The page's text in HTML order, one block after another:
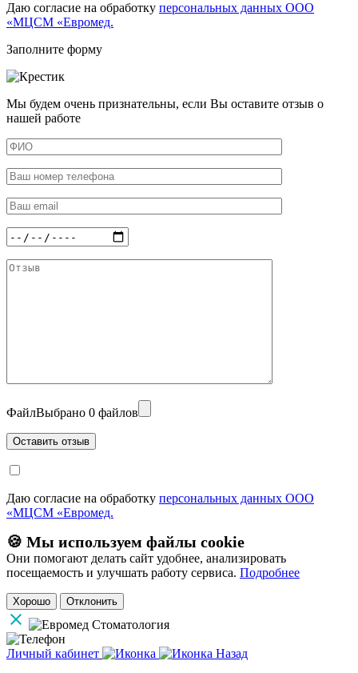
Даю согласие на обработку персональных данных ООО
«МЦСМ «Евромед.
Заполните форму
Мы будем очень признательны, если Вы оставите отзыв о
нашей работе
ФайлВыбрано 0 файлов
Даю согласие на обработку персональных данных ООО
«МЦСМ «Евромед.
🍪 Мы используем файлы cookie
Они помогают делать сайт удобнее, анализировать
посещаемость и улучшать работу сервиса. Подробнее
Хорошо Отклонить
Личный кабинет
Назад